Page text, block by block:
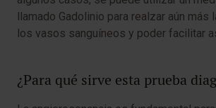
llamado Gadolinio para realzar aún más
los vasos sanguíneos y poder facilitar
¿Para qué sirve esta prueba